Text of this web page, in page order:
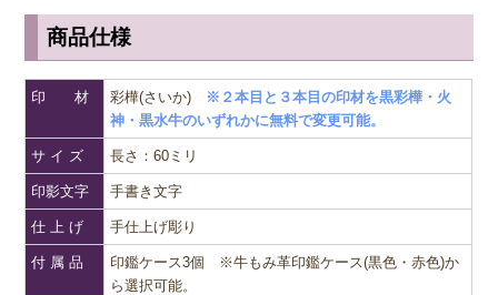
商品仕様
印 材 彩樺(さいか)
※２本目と３本目の印材を黒彩樺・火
神・黒水牛のいずれかに無料で変更可能。
サ イ ズ 長さ：60ミリ
印影文字 手書き文字
仕 上 げ 手仕上げ彫り
付 属 品
印鑑ケース3個 ※牛もみ革印鑑ケース(黒色・赤色)か
ら選択可能。